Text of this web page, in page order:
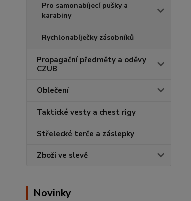
Pro samonabíjecí pušky a
karabiny
Rychlonabíječky zásobníků
Propagační předměty a oděvy
CZUB
Oblečení
Taktické vesty a chest rigy
Střelecké terče a záslepky
Zboží ve slevě
Novinky